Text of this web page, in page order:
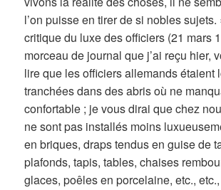
l’on puisse en tirer de si nobles
critique du luxe des officiers (21 mars
morceau de journal que j’ai reçu hier,
lire que les officiers allemands étaient
tranchées dans des abris où ne
confortable ; je vous dirai que chez
ne sont pas installés moins
en briques, draps tendus en guise de
plafonds, tapis, tables, chaises
glaces, poêles en porcelaine, etc.,